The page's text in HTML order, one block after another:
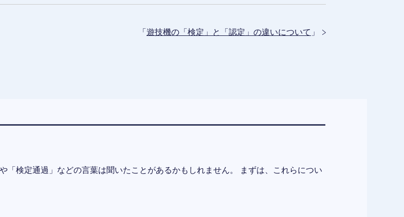
「 遊技機の「検定」と「認定」の違いについて 」
「検定通過」などの言葉は聞いたことがあるかもしれません。 まずは、これらについ